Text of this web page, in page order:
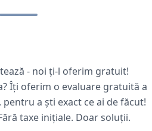
- noi ți-l oferim gratuit!
Îți oferim o evaluare gratuită a
a ști exact ce ai de făcut!
taxe inițiale. Doar soluții.